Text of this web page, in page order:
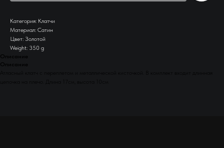
Категория: Клатчи
Материал: Сатин
Цвет: Золотой
Weight: 350 g
Описание
Описание
Атласный клатч с переплетом и металлической кисточкой. В комплект входит длинная
цепочка на плечо. Длина 17см, высота 10см